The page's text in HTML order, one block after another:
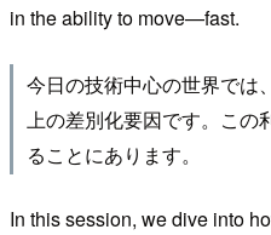
in the ability to move—fast.
今日の技術中心の世界では
上の差別化要因です。こ
ることにあります。
In this session, we dive into